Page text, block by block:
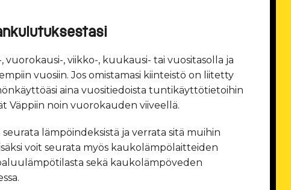
, viikko-, kuukausi- tai vuositasolla ja
vuosiin. Jos omistamasi kiinteistö on liitetty
aina vuositiedoista tuntikäyttötietoihin
Väppiin noin vuorokauden viiveellä.
lämpöindeksistä ja verrata sitä muihin
voit seurata myös kaukolämpölaitteiden
sekä kaukolämpöveden